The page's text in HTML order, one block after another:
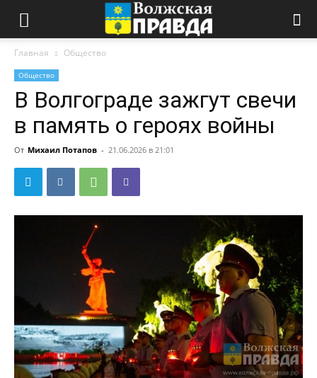
Главная Общество
Общество
В Волгограде зажгут свечи
в память о героях войны
От Михаил Потапов - 21.06.2026 в 21:01